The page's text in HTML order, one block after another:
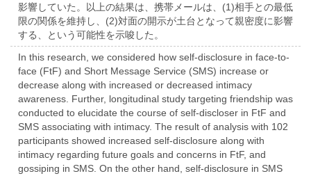
影響していた。以上の結果は、携帯メールは、(1)相手との最低
限の関係を維持し、(2)対面の開示が土台となって親密度に影響
する、という可能性を示唆した。
In this research, we considered how self-disclosure in face-to-
face (FtF) and Short Message Service (SMS) increase or
decrease along with increased or decreased intimacy
awareness. Further, longitudinal study targeting friendship was
conducted to elucidate the course of self-discloser in FtF and
SMS associating with intimacy. The result of analysis with 102
participants showed increased self-disclosure along with
intimacy regarding future goals and concerns in FtF, and
gossiping in SMS. On the other hand, self-disclosure in SMS